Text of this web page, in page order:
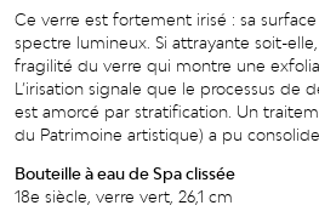
Ce verre est fortement irisé : sa
spectre lumineux. Si attrayante soit-
fragilité du verre qui montre une
L’irisation signale que le processus de
est amorcé par stratification. Un
du Patrimoine artistique) a pu
Bouteille à eau de Spa clissée
18e siècle, verre vert, 26,1 cm